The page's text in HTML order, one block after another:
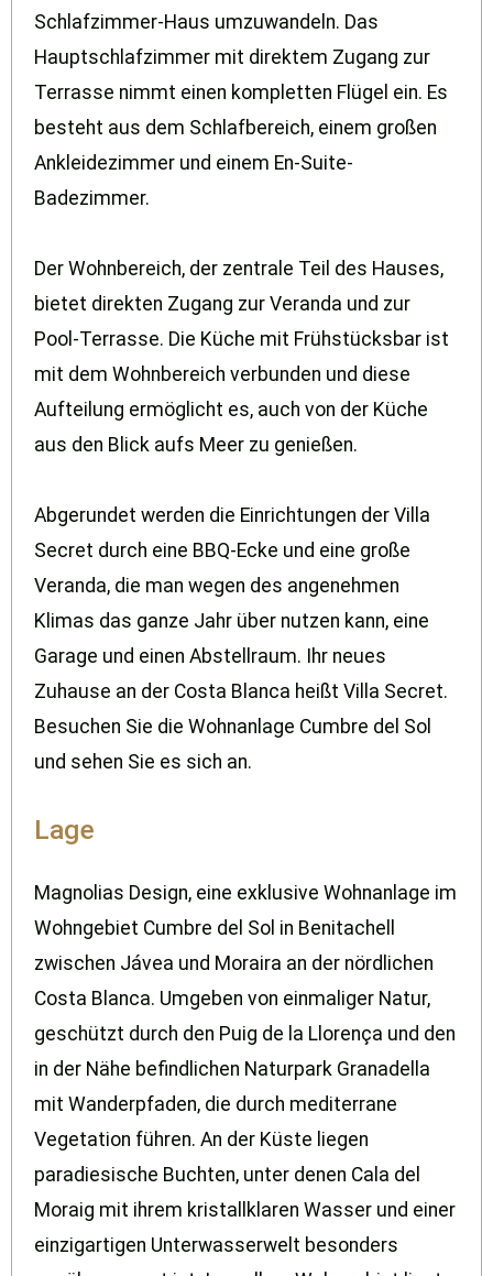
Schlafzimmer-Haus umzuwandeln. Das
Hauptschlafzimmer mit direktem Zugang zur
Terrasse nimmt einen kompletten Flügel ein. Es
besteht aus dem Schlafbereich, einem großen
Ankleidezimmer und einem En-Suite-
Badezimmer.
Der Wohnbereich, der zentrale Teil des Hauses,
bietet direkten Zugang zur Veranda und zur
Pool-Terrasse. Die Küche mit Frühstücksbar ist
mit dem Wohnbereich verbunden und diese
Aufteilung ermöglicht es, auch von der Küche
aus den Blick aufs Meer zu genießen.
Abgerundet werden die Einrichtungen der Villa
Secret durch eine BBQ-Ecke und eine große
Veranda, die man wegen des angenehmen
Klimas das ganze Jahr über nutzen kann, eine
Garage und einen Abstellraum. Ihr neues
Zuhause an der Costa Blanca heißt Villa Secret.
Besuchen Sie die Wohnanlage Cumbre del Sol
und sehen Sie es sich an.
Lage
Magnolias Design, eine exklusive Wohnanlage im
Wohngebiet Cumbre del Sol in Benitachell
zwischen Jávea und Moraira an der nördlichen
Costa Blanca. Umgeben von einmaliger Natur,
geschützt durch den Puig de la Llorença und den
in der Nähe befindlichen Naturpark Granadella
mit Wanderpfaden, die durch mediterrane
Vegetation führen. An der Küste liegen
paradiesische Buchten, unter denen Cala del
Moraig mit ihrem kristallklaren Wasser und einer
einzigartigen Unterwasserwelt besonders